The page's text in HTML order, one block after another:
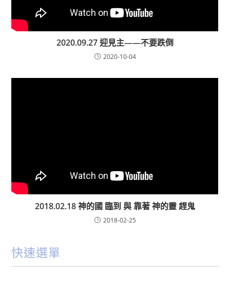
2020.09.27 迎見主——不要跌倒
2020-10-04
2018.02.18 神的國 臨到 與 靠著 神的靈 趕鬼
2018-02-25
快速選單